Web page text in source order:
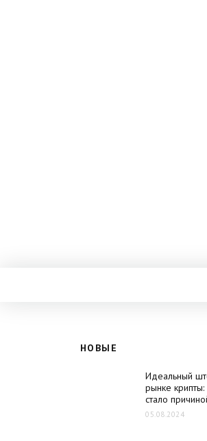
НОВЫЕ
Идеальный
рынке крипты:
стало
05.08.2024